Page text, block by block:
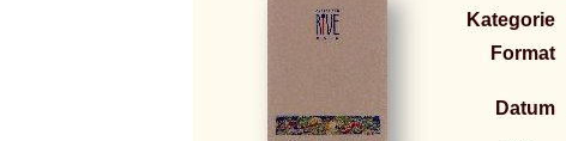
Kategorie
Format
Datum